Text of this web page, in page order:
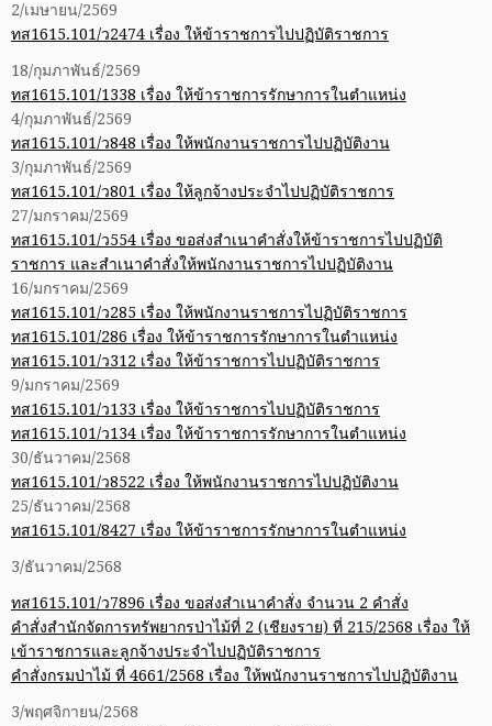
2/เมษายน/2569
ทส1615.101/ว2474 เรื่อง ให้ข้าราชการไปปฏิบัติราชการ
18/กุมภาพันธ์/2569
ทส1615.101/1338 เรื่อง ให้ข้าราชการรักษาการในตำแหน่ง
4/กุมภาพันธ์/2569
ทส1615.101/ว848 เรื่อง ให้พนักงานราชการไปปฏิบัติงาน
3/กุมภาพันธ์/2569
ทส1615.101/ว801 เรื่อง ให้ลูกจ้างประจำไปปฏิบัติราชการ
27/มกราคม/2569
ทส1615.101/ว554 เรื่อง ขอส่งสำเนาคำสั่งให้ข้าราชการไปปฏิบัติ
ราชการ และสำเนาคำสั่งให้พนักงานราชการไปปฏิบัติงาน
16/มกราคม/2569
ทส1615.101/ว285 เรื่อง ให้พนักงานราชการไปฏิบัติราชการ
ทส1615.101/286 เรื่อง ให้ข้าราชการรักษาการในตำแหน่ง
ทส1615.101/ว312 เรื่อง ให้ข้าราชการไปปฏิบัติราชการ
9/มกราคม/2569
ทส1615.101/ว133 เรื่อง ให้ข้าราชการไปปฏิบัติราชการ
ทส1615.101/ว134 เรื่อง ให้ข้าราชการรักษาการในตำแหน่ง
30/ธันวาคม/2568
ทส1615.101/ว8522 เรื่อง ให้พนักงานราชการไปปฏิบัติงาน
25/ธันวาคม/2568
ทส1615.101/8427 เรื่อง ให้ข้าราชการรักษาการในตำแหน่ง
3/ธันวาคม/2568
ทส1615.101/ว7896 เรื่อง ขอส่งสำเนาคำสั่ง จำนวน 2 คำสั่ง
คำสั่งสำนักจัดการทรัพยากรป่าไม้ที่ 2 (เชียงราย) ที่ 215/2568 เรื่อง ให้
เข้าราชการและลูกจ้างประจำไปปฏิบัติราชการ
คำสั่งกรมป่าไม้ ที่ 4661/2568 เรื่อง ให้พนักงานราชการไปปฏิบัติงาน
3/พฤศจิกายน/2568